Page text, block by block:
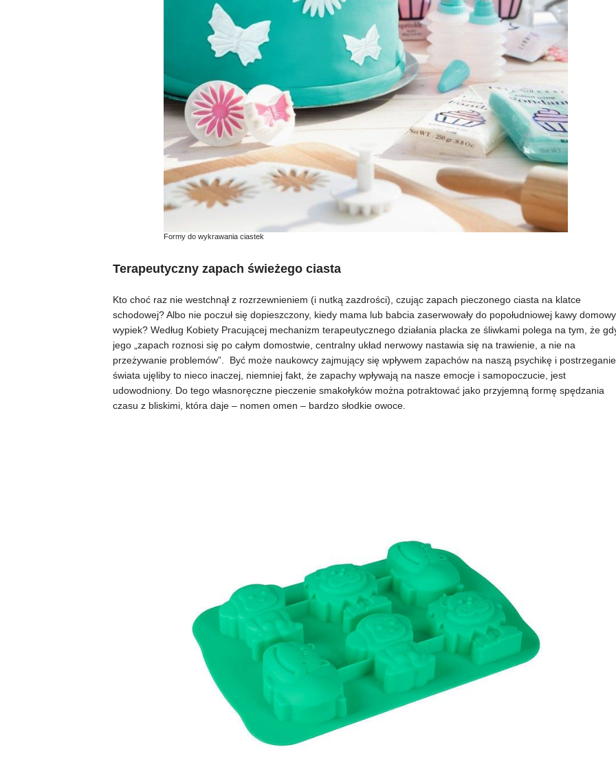
Formy do wykrawania ciastek
Terapeutyczny zapach świeżego ciasta
Kto choć raz nie westchnął z rozrzewnieniem (i nutką zazdrości), czując zapach pieczonego ciasta na klatce
schodowej? Albo nie poczuł się dopieszczony, kiedy mama lub babcia zaserwowały do popołudniowej kawy domowy
wypiek? Według Kobiety Pracującej mechanizm terapeutycznego działania placka ze śliwkami polega na tym, że
jego „zapach roznosi się po całym domostwie, centralny układ nerwowy nastawia się na trawienie, a nie na
przeżywanie problemów”. Być może naukowcy zajmujący się wpływem zapachów na naszą psychikę i postrzeganie
świata ujęliby to nieco inaczej, niemniej fakt, że zapachy wpływają na nasze emocje i samopoczucie, jest
udowodniony. Do tego własnoręczne pieczenie smakołyków można potraktować jako przyjemną formę spędzania
czasu z bliskimi, która daje – nomen omen – bardzo słodkie owoce.